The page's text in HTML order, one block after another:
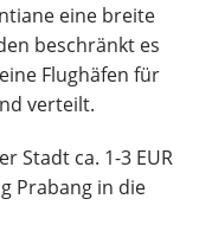
eine breite
beschränkt es
Flughäfen für
verteilt.
Stadt ca. 1-3 EUR
Prabang in die